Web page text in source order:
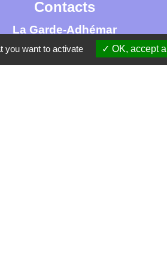
Contacts
La Garde-Adhémar
rue Pauline de Simiane
La Garde-Adhémar - FRANCE
you want to activate OK, accept all